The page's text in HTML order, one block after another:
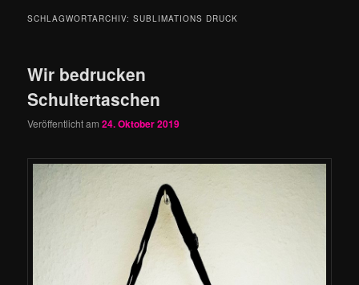
SCHLAGWORTARCHIV:SUBLIMATIONS DRUCK
Wir bedrucken
Schultertaschen
Veröffentlicht am24. Oktober 2019